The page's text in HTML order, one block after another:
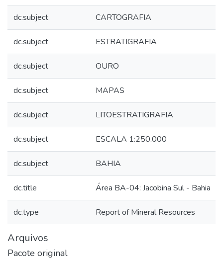
dc.subject CARTOGRAFIA
dc.subject ESTRATIGRAFIA
dc.subject OURO
dc.subject MAPAS
dc.subject LITOESTRATIGRAFIA
dc.subject ESCALA 1:250.000
dc.subject BAHIA
dc.title Área BA-04: Jacobina Sul - Bahia
dc.type Report of Mineral Resources
Arquivos
Pacote original